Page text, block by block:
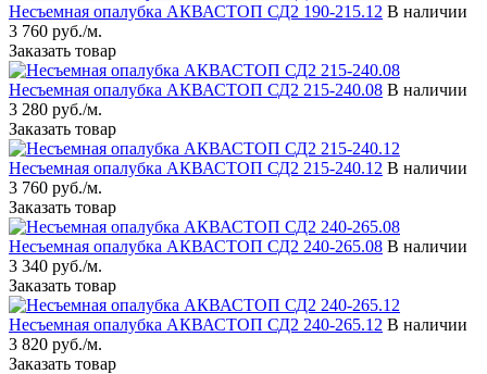
Несъемная опалубка АКВАСТОП СД2 190-215.12 В наличии
3 760 руб./м.
Заказать товар
Несъемная опалубка АКВАСТОП СД2 215-240.08 В наличии
3 280 руб./м.
Заказать товар
Несъемная опалубка АКВАСТОП СД2 215-240.12 В наличии
3 760 руб./м.
Заказать товар
Несъемная опалубка АКВАСТОП СД2 240-265.08 В наличии
3 340 руб./м.
Заказать товар
Несъемная опалубка АКВАСТОП СД2 240-265.12 В наличии
3 820 руб./м.
Заказать товар